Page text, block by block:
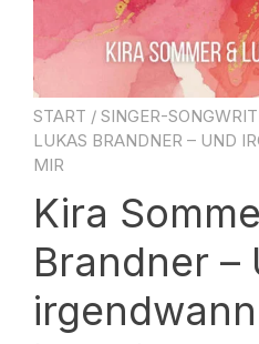
START / SINGER-
LUKAS BRANDNER – UND
MIR
Kira
Brandner –